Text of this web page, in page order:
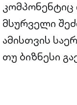
კომპონენტიც
მსურველი
ამისთვის
თუ ბიზნესი